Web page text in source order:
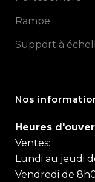
Rampe
Support à
Nos
Heures
Ventes:
Lundi au jeudi
Vendredi de